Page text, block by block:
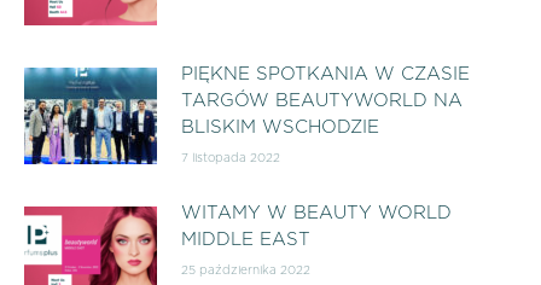
PIĘKNE SPOTKANIA W CZASIE
TARGÓW BEAUTYWORLD NA
BLISKIM WSCHODZIE
7 listopada 2022
WITAMY W BEAUTY WORLD
MIDDLE EAST
25 października 2022